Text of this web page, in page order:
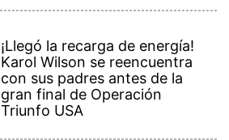
¡Llegó la recarga de energía!
Karol Wilson se reencuentra
con sus padres antes de la
gran final de Operación
Triunfo USA